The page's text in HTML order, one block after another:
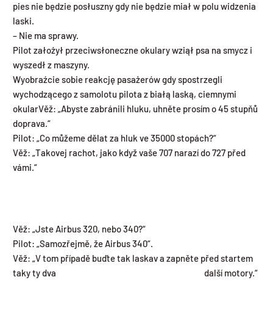
pies nie będzie posłuszny gdy nie będzie miał w polu widzenia
laski.
– Nie ma sprawy.
Pilot założył przeciwsłoneczne okulary wziął psa na smycz i
wyszedł z maszyny.
Wyobraźcie sobie reakcję pasażerów gdy spostrzegli
wychodzącego z samolotu pilota z białą laską, ciemnymi
okularVěž: „Abyste zabránili hluku, uhněte prosím o 45 stupňů
doprava.“
Pilot: „Co můžeme dělat za hluk ve 35000 stopách?“
Věž: „Takovej rachot, jako když vaše 707 narazí do 727 před
vámi.“
Věž: „Jste Airbus 320, nebo 340?“
Pilot: „Samozřejmě, že Airbus 340“.
Věž: „V tom případě buďte tak laskav a zapněte před startem
taky ty dva další motory.“